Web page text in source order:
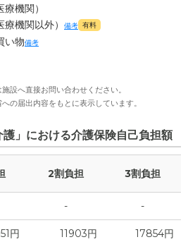
機関）
機関以外）
備考 有料
い物備考
設へ直接お問い合わせください。
の届出内容をもとに表示しています。
護」における介護保険自己負担額
2割負担 3割負担
- -
円 11903円 17854円